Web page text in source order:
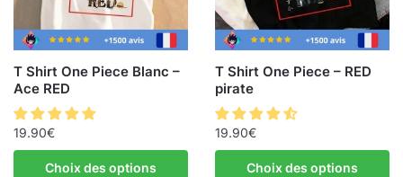
T Shirt One Piece Blanc –
Ace RED
19.90€
Choix des options
T Shirt One Piece – RED
pirate
19.90€
Choix des options